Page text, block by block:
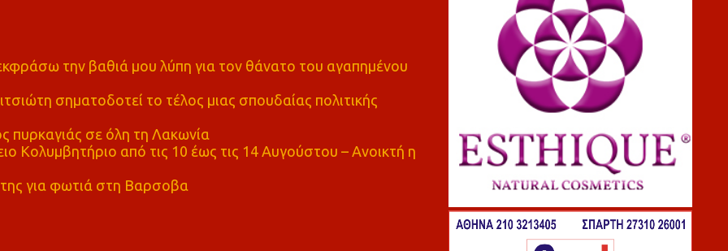
την βαθιά μου λύπη για τον θάνατο του αγαπημένου
σηματοδοτεί το τέλος μιας σπουδαίας πολιτικής
πυρκαγιάς σε όλη τη Λακωνία
Κολυμβητήριο από τις 10 έως τις 14 Αυγούστου – Ανοικτή η
για φωτιά στη Βαρσοβα